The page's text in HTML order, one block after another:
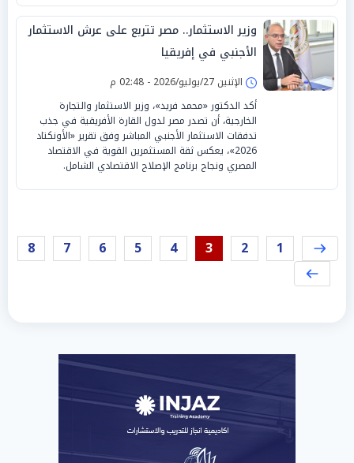
وزير الاستثمار.. مصر تتربع على عرش الاستثمار
الأجنبي في إفريقيا
الإثنين 27/يوليو/2026 - 02:48 م
أكد الدكتور «محمد فريد»، وزير الاستثمار والتجارة
الخارجية، أن تصدر مصر لدول القارة الأفريقية في جذب
تدفقات الاستثمار الأجنبي المباشر وفق تقرير «الأونكتاد
2026»، يعكس ثقة المستثمرين القوية في الاقتصاد
المصري ونجاح برنامج الإصلاح الاقتصادي الشامل.
1
2
3
4
5
6
7
8